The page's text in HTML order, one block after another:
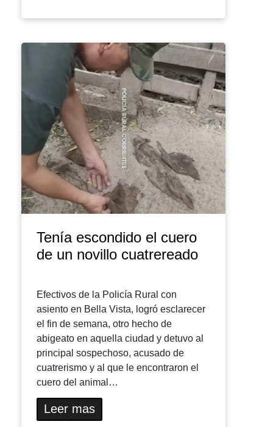
Tenía escondido el cuero
de un novillo cuatrereado
Efectivos de la Policía Rural con
asiento en Bella Vista, logró esclarecer
el fin de semana, otro hecho de
abigeato en aquella ciudad y detuvo al
principal sospechoso, acusado de
cuatrerismo y al que le encontraron el
cuero del animal…
Leer mas